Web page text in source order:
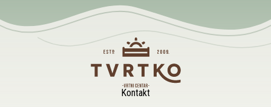
Kontakt